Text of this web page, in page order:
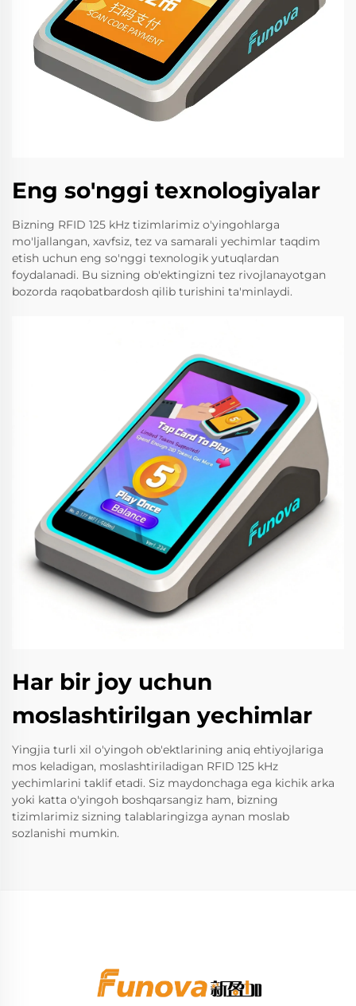
Eng so'nggi texnologiyalar
Bizning RFID 125 kHz tizimlarimiz o'yingohlarga
mo'ljallangan, xavfsiz, tez va samarali yechimlar taqdim
etish uchun eng so'nggi texnologik yutuqlardan
foydalanadi. Bu sizning ob'ektingizni tez rivojlanayotgan
bozorda raqobatbardosh qilib turishini ta'minlaydi.
Har bir joy uchun
moslashtirilgan yechimlar
Yingjia turli xil o'yingoh ob'ektlarining aniq ehtiyojlariga
mos keladigan, moslashtiriladigan RFID 125 kHz
yechimlarini taklif etadi. Siz maydonchaga ega kichik arka
yoki katta o'yingoh boshqarsangiz ham, bizning
tizimlarimiz sizning talablaringizga aynan moslab
sozlanishi mumkin.